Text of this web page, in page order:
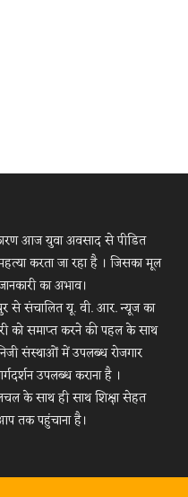
आज युवा अवसाद से पीडित
करता जा रहा है । जिसका मूल
का अभाव।
से संचालित यू. वी. आर. न्यूज का
को समाप्त करने की पहल के साथ
संस्थाओं में उपलब्ध रोजगार
उपलब्ध कराना है ।
के साथ ही साथ शिक्षा सेहत
तक पहुंचाना है।